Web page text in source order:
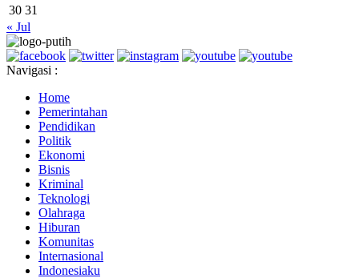
30 31
« Jul
Navigasi :
Home
Pemerintahan
Pendidikan
Politik
Ekonomi
Bisnis
Kriminal
Teknologi
Olahraga
Hiburan
Komunitas
Internasional
Indonesiaku